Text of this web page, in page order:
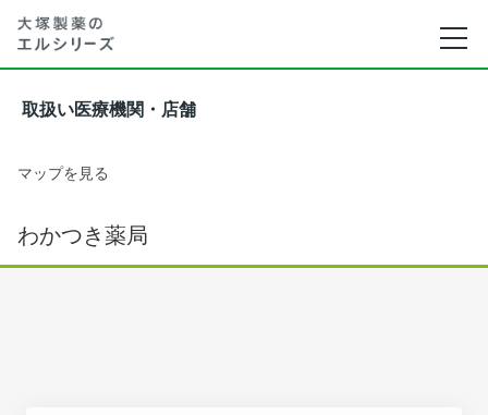
取扱い医療機関・店舗
マップを見る
わかつき薬局